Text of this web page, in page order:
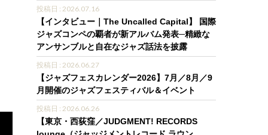
投稿日 : 2026.07.16
【インタビュー｜The Uncalled Capital】 国際
ジャズコンペの覇者が新アルバム発表─精緻な
アンサンブルと自在なジャズ話法を披露
投稿日 : 2026.06.27
【ジャズフェスカレンダー2026】7月／8月／9
月開催のジャズフェスティバル＆イベント
投稿日 : 2026.06.26
【東京・西荻窪／JUDGMENT! RECORDS